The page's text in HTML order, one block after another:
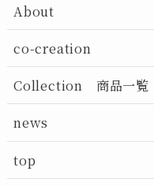
About
co-creation
Collection 商品一覧
news
top